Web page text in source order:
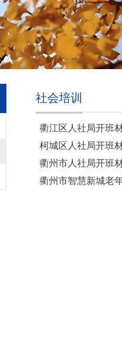
社会培训
衢江区人社局开班
柯城区人社局开班
衢州市人社局开班
衢州市智慧新城老